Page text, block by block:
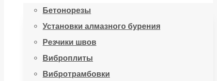
Бетонорезы
Установки алмазного бурения
Резчики швов
Виброплиты
Вибротрамбовки